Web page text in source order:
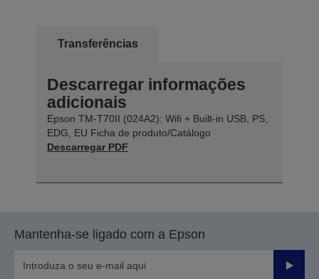
Transferências
Descarregar informações
adicionais
Epson TM-T70II (024A2): Wifi + Built-in USB, PS,
EDG, EU Ficha de produto/Catálogo
Descarregar PDF
Mantenha-se ligado com a Epson
Enviar